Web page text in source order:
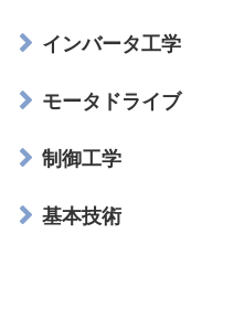
インバータ工学
モータドライブ
制御工学
基本技術